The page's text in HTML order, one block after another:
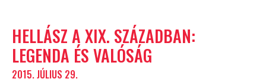
HELLÁSZ A XIX. SZÁZADBAN:
LEGENDA ÉS VALÓSÁG
2015. JÚLIUS 29.